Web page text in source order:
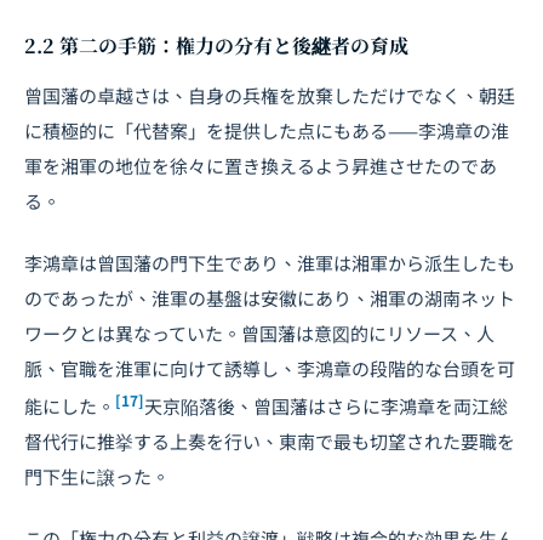
2.2 第二の手筋：権力の分有と後継者の育成
曾国藩の卓越さは、自身の兵権を放棄しただけでなく、朝廷
に積極的に「代替案」を提供した点にもある——李鴻章の淮
軍を湘軍の地位を徐々に置き換えるよう昇進させたのであ
る。
李鴻章は曾国藩の門下生であり、淮軍は湘軍から派生したも
のであったが、淮軍の基盤は安徽にあり、湘軍の湖南ネット
ワークとは異なっていた。曾国藩は意図的にリソース、人
脈、官職を淮軍に向けて誘導し、李鴻章の段階的な台頭を可
能にした。 [17]天京陥落後、曾国藩はさらに李鴻章を両江総
督代行に推挙する上奏を行い、東南で最も切望された要職を
門下生に譲った。